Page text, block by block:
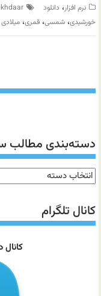
نرم افزار، دانلود
خورشیدی،شمسی،قمری،میلادی
دسته‌بندی مطالب
دسته‌بندی
مطالب
سایت
کانال تلگرام